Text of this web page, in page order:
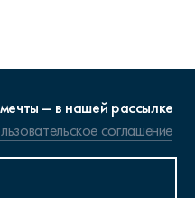
– в нашей рассылке
соглашение